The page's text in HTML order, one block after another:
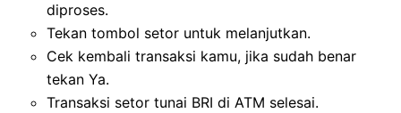
diproses.
Tekan tombol setor untuk melanjutkan.
Cek kembali transaksi kamu, jika sudah benar
tekan Ya.
Transaksi setor tunai BRI di ATM selesai.